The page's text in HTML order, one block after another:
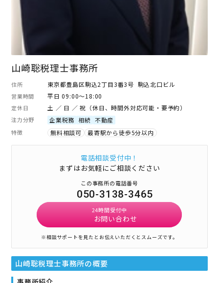
山崎聡税理士事務所
住所 東京都豊島区駒込2丁目3番3号 駒込北口ビル
営業時間 平日 09:00～18:00
定休日 土 ／ 日 ／ 祝（休日、時間外対応可能・要予約）
注力分野 企業税務 相続 不動産
特徴 無料相談可 最寄駅から徒歩5分以内
電話相談受付中！
まずはお気軽にご相談ください
この事務所の電話番号
050-3138-3465
24時間受付中
お問い合わせ
※相談サポートを見たとお伝えいただくとスムーズです。
山崎聡税理士事務所の概要